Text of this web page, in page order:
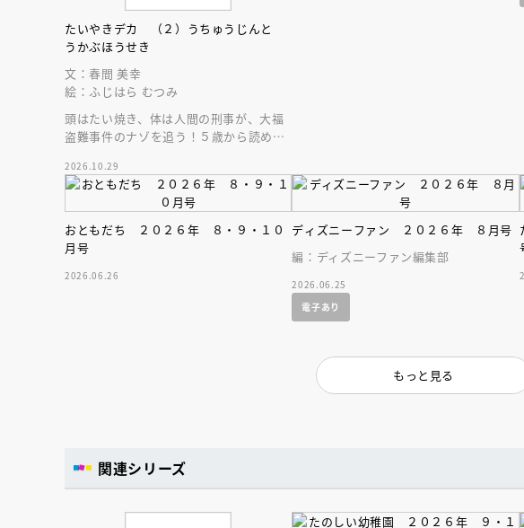
たいやきデカ （２）うちゅうじんと
うかぶほうせき
文：春間 美幸
絵：ふじはら むつみ
頭はたい焼き、体は人間の刑事が、大福
盗難事件のナゾを追う！５歳から読める
2026.10.29
おともだち ２０２６年 ８・９・１０
月号
2026.06.26
ディズニーファン ２０２６年 ８月号
編：ディズニーファン編集部
2026.06.25
電子あり
もっと見る
関連シリーズ